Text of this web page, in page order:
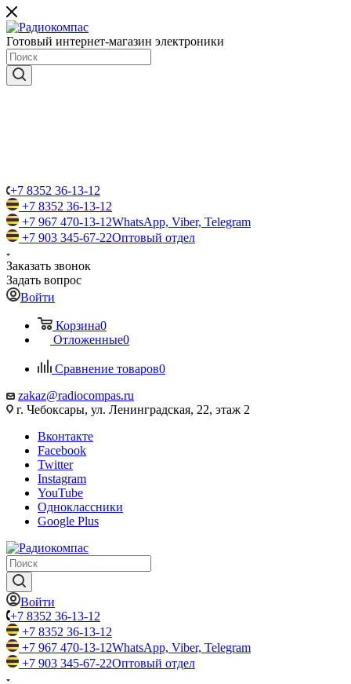
Готовый интернет-магазин электроники
+7 8352 36-13-12
+7 8352 36-13-12
+7 967 470-13-12WhatsApp, Viber, Telegram
+7 903 345-67-22Оптовый отдел
Заказать звонок
Задать вопрос
Войти
Корзина0
Отложенные0
Сравнение товаров0
zakaz@radiocompas.ru
г. Чебоксары, ул. Ленинградская, 22, этаж 2
Вконтакте
Facebook
Twitter
Instagram
YouTube
Одноклассники
Google Plus
Войти
+7 8352 36-13-12
+7 8352 36-13-12
+7 967 470-13-12WhatsApp, Viber, Telegram
+7 903 345-67-22Оптовый отдел